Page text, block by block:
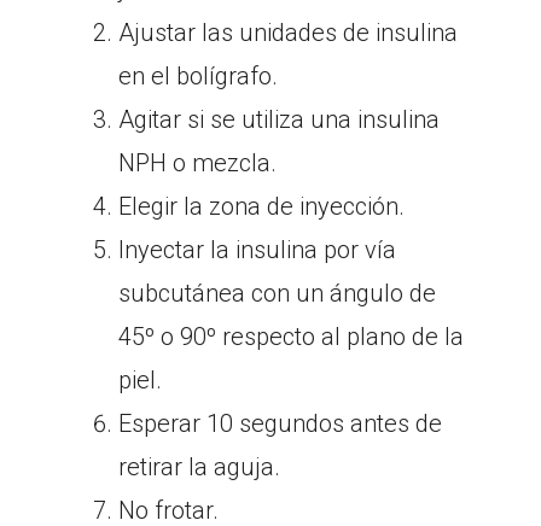
Ajustar las unidades de insulina
en el bolígrafo.
Agitar si se utiliza una insulina
NPH o mezcla.
Elegir la zona de inyección.
Inyectar la insulina por vía
subcutánea con un ángulo de
45º o 90º respecto al plano de la
piel.
Esperar 10 segundos antes de
retirar la aguja.
No frotar.